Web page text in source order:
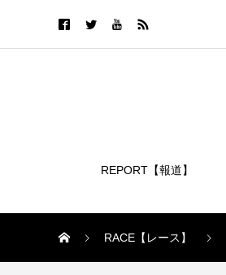
REPORT【報道】
RACE【レース】